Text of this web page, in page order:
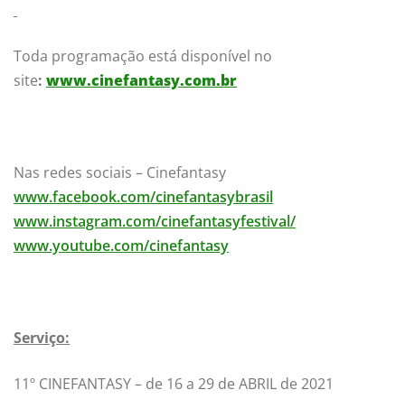
Toda programação está disponível no
site: www.cinefantasy.com.br
Nas redes sociais – Cinefantasy
www.facebook.com/cinefantasybrasil
www.instagram.com/cinefantasyfestival/
www.youtube.com/cinefantasy
Serviço:
11º CINEFANTASY – de 16 a 29 de ABRIL de 2021